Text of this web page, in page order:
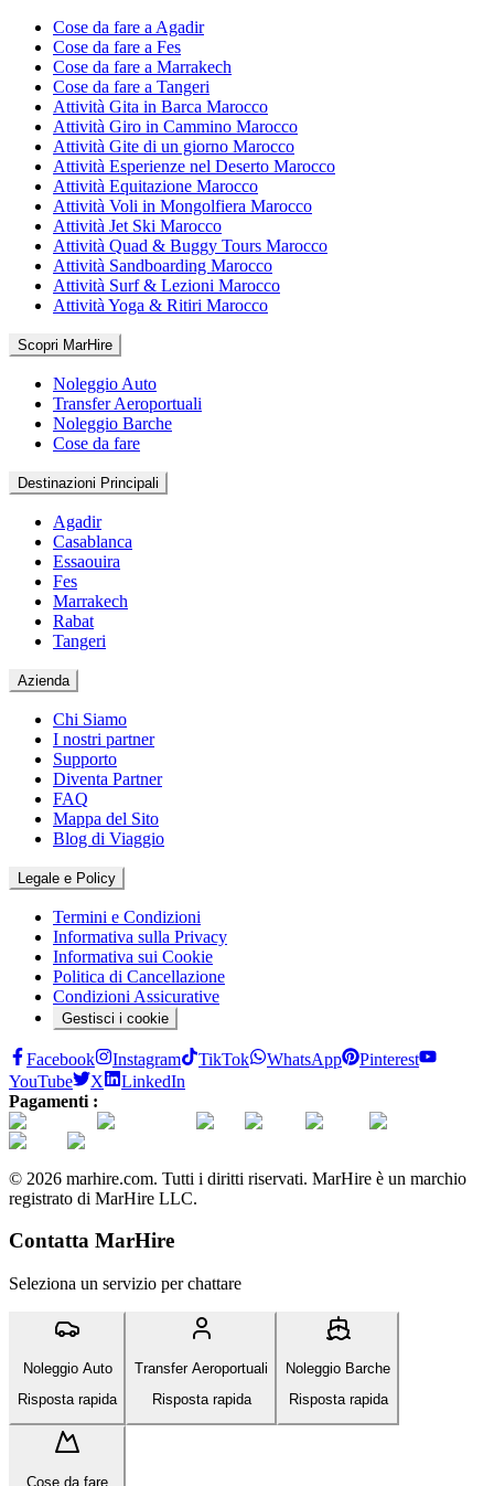
Cose da fare a Agadir
Cose da fare a Fes
Cose da fare a Marrakech
Cose da fare a Tangeri
Attività Gita in Barca Marocco
Attività Giro in Cammino Marocco
Attività Gite di un giorno Marocco
Attività Esperienze nel Deserto Marocco
Attività Equitazione Marocco
Attività Voli in Mongolfiera Marocco
Attività Jet Ski Marocco
Attività Quad & Buggy Tours Marocco
Attività Sandboarding Marocco
Attività Surf & Lezioni Marocco
Attività Yoga & Ritiri Marocco
Scopri MarHire
Noleggio Auto
Transfer Aeroportuali
Noleggio Barche
Cose da fare
Destinazioni Principali
Agadir
Casablanca
Essaouira
Fes
Marrakech
Rabat
Tangeri
Azienda
Chi Siamo
I nostri partner
Supporto
Diventa Partner
FAQ
Mappa del Sito
Blog di Viaggio
Legale e Policy
Termini e Condizioni
Informativa sulla Privacy
Informativa sui Cookie
Politica di Cancellazione
Condizioni Assicurative
Gestisci i cookie
Facebook Instagram TikTok WhatsApp
Pinterest
YouTube
X
LinkedIn
Pagamenti :
© 2026 marhire.com. Tutti i diritti riservati. MarHire è un marchio
registrato di MarHire LLC.
Contatta MarHire
Seleziona un servizio per chattare
Noleggio Auto
Risposta rapida
Transfer Aeroportuali
Risposta rapida
Noleggio Barche
Risposta rapida
Cose da fare